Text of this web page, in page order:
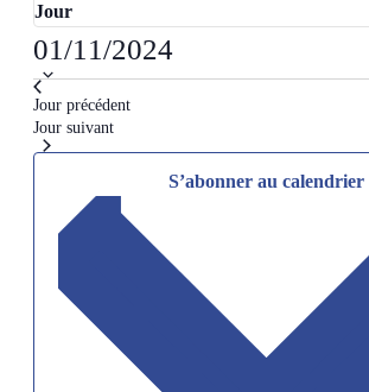
Jour
01/11/2024une
date.
Jour précédent
Jour suivant
S’abonner au calendrier